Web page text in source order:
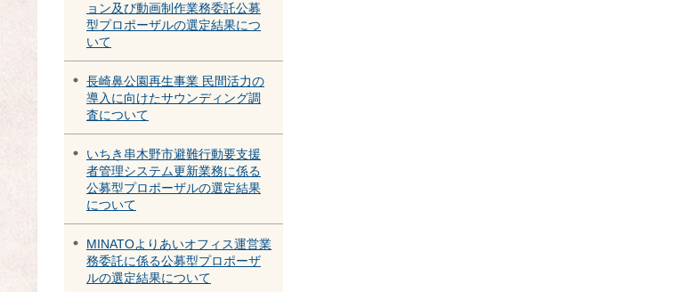
ョン及び動画制作業務委託公募
型プロポーザルの選定結果につ
いて
長崎鼻公園再生事業 民間活力の
導入に向けたサウンディング調
査について
いちき串木野市避難行動要支援
者管理システム更新業務に係る
公募型プロポーザルの選定結果
について
MINATOよりあいオフィス運営業
務委託に係る公募型プロポーザ
ルの選定結果について